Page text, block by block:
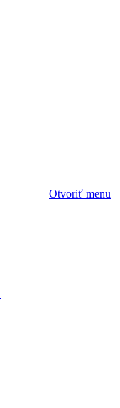
Otvoriť menu